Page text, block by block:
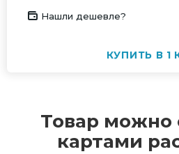
Нашли дешевле?
КУПИТЬ В 1
Товар можно
картами